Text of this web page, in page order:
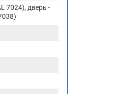
7024), дверь -